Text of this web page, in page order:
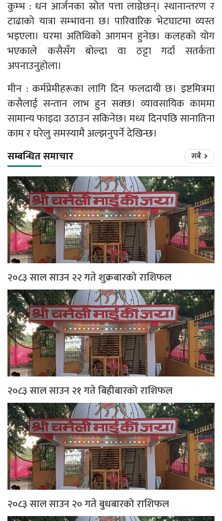
कुम्भ : धन आर्जनका स्रोत पत्ता लाग्नेछन्। स्थानान्तरण र
टाढाको यात्रा सम्भावना छ। पारिवारिक भेटघाटमा व्यस्त
भइएला। घरमा अतिथिको आगमन हुनेछ। कलहको योग
भएकाले कसैसँग बोल्दा वा ठट्टा गर्दा सतर्कता
अपनाउनुहोला।
मीन : कर्मप्रेमीहरूका लागि दिन फलदायी छ। इष्टमित्रमा
कसैलाई सन्तान लाभ हुन सक्छ। व्यावसायिक काममा
सामान्य फाइदा उठाउन सकिनेछ। मध्य दिनपछि सानातिना
काम र घरेलु समस्यामै अल्झनुपर्ने देखिन्छ।
सम्बन्धित समाचार सबै
२०८३ साल साउन २२ गते शुक्रबारको राशिफल
२०८३ साल साउन २१ गते बिहीबारको राशिफल
२०८३ साल साउन २० गते बुधबारको राशिफल